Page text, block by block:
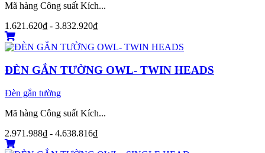
Mã hàng Công suất Kích...
1.621.620₫ - 3.832.920₫
ĐÈN GẮN TƯỜNG OWL- TWIN HEADS
Đèn gắn tường
Mã hàng Công suất Kích...
2.971.988₫ - 4.638.816₫